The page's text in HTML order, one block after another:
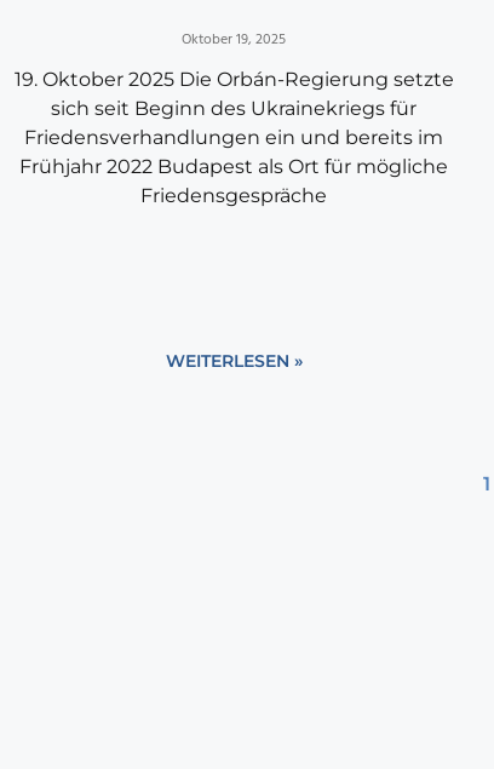
Oktober 19, 2025
19. Oktober 2025 Die Orbán-Regierung setzte
sich seit Beginn des Ukrainekriegs für
Friedensverhandlungen ein und bereits im
Frühjahr 2022 Budapest als Ort für mögliche
Friedensgespräche
WEITERLESEN »
1